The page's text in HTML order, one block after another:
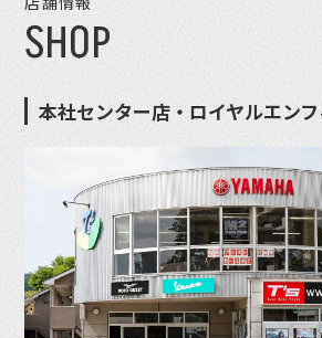
SHOP
本社センター店・ロイヤルエン